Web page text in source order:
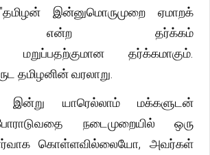
இன்னுமொருமுறை ஏமாறக்
என்ற தர்க்கம்
மறுப்பதற்குமான தர்க்கமாகும்.
தமிழனின் வரலாறு.
இன்று யாரெல்லாம் மக்களுடன்
நடைமுறையில் ஒரு
கொள்ளவில்லையோ, அவர்கள்